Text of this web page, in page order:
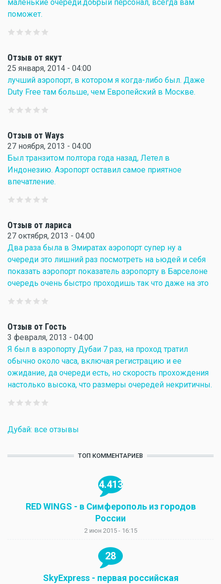
маленькие очереди.добрый персонал, всегда вам
поможет.
Отзыв от якут
25 января, 2014 - 04:00
лучший аэропорт, в котором я когда-либо был. Даже
Duty Free там больше, чем Европейский в Москве.
Отзыв от Ways
27 ноября, 2013 - 04:00
Был транзитом полтора года назад, Летел в
Индонезию. Аэропорт оставил самое приятное
впечатление.
Отзыв от лариса
27 октября, 2013 - 04:00
Два раза была в Эмиратах аэропорт супер ну а
очереди это лишний раз посмотреть на ьюдей и себя
показать аэропорт показатель аэропорту в Барселоне
очередь очень быстро проходишь так что даже на это
Отзыв от Гость
3 февраля, 2013 - 04:00
Я был в аэропорту Дубаи 7 раз, на проход тратил
обычно около часа, включая регистрацию и ее
ожидание, да очереди есть, но скорость прохождения
настолько высока, что размеры очередей некритичны.
Дубай: все отзывы
ТОП КОММЕНТАРИЕВ
4.413
RED WINGS - в Симферополь из городов
России
2 июн 2015 - 16:15
28
SkyExpress - первая российская